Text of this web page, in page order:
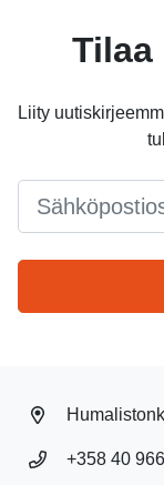
Liity
+358 40